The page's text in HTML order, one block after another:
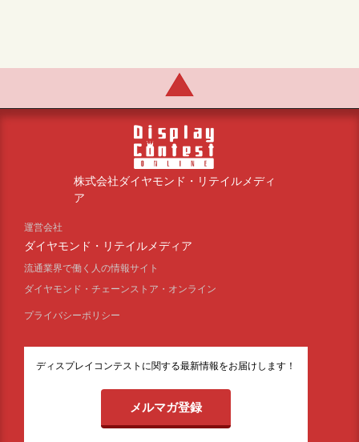
株式会社ダイヤモンド・リテイルメディ
ア
運営会社
ダイヤモンド・リテイルメディア
流通業界で働く人の情報サイト
ダイヤモンド・チェーンストア・オンライン
プライバシーポリシー
ディスプレイコンテストに関する最新情報をお届けします！
メルマガ登録